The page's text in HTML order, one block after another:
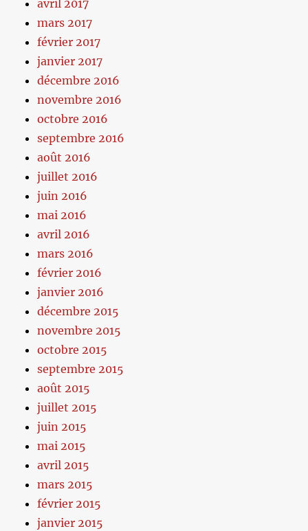
avril 2017
mars 2017
février 2017
janvier 2017
décembre 2016
novembre 2016
octobre 2016
septembre 2016
août 2016
juillet 2016
juin 2016
mai 2016
avril 2016
mars 2016
février 2016
janvier 2016
décembre 2015
novembre 2015
octobre 2015
septembre 2015
août 2015
juillet 2015
juin 2015
mai 2015
avril 2015
mars 2015
février 2015
janvier 2015